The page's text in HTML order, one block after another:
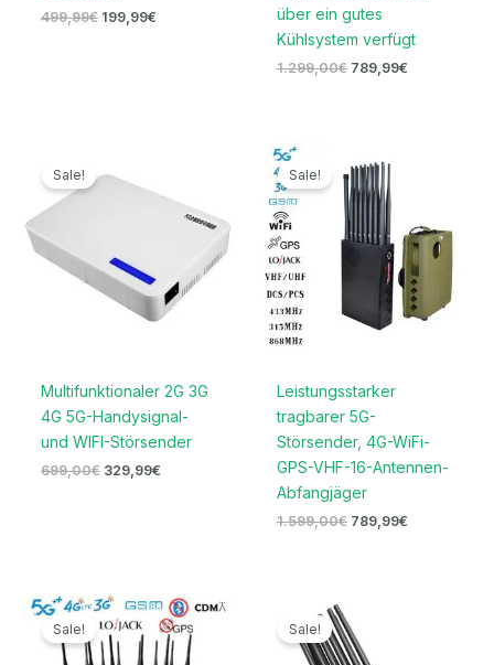
499,99€ 199,99€
über ein gutes
Kühlsystem verfügt
1.299,00€ 789,99€
Sale!
Multifunktionaler 2G 3G
4G 5G-Handysignal-
und WIFI-Störsender
699,00€
war:
329,99€
329,99€.
Sale!
Leistungsstarker
tragbarer 5G-
Störsender, 4G-WiFi-
GPS-VHF-16-Antennen-
Abfangjäger
1.599,00€
Preis
war:
1.599,00€
789,99€
Sale!
Preisspanne:
679,99€
bis
699,99€
Sale!
war:
1.299,00€